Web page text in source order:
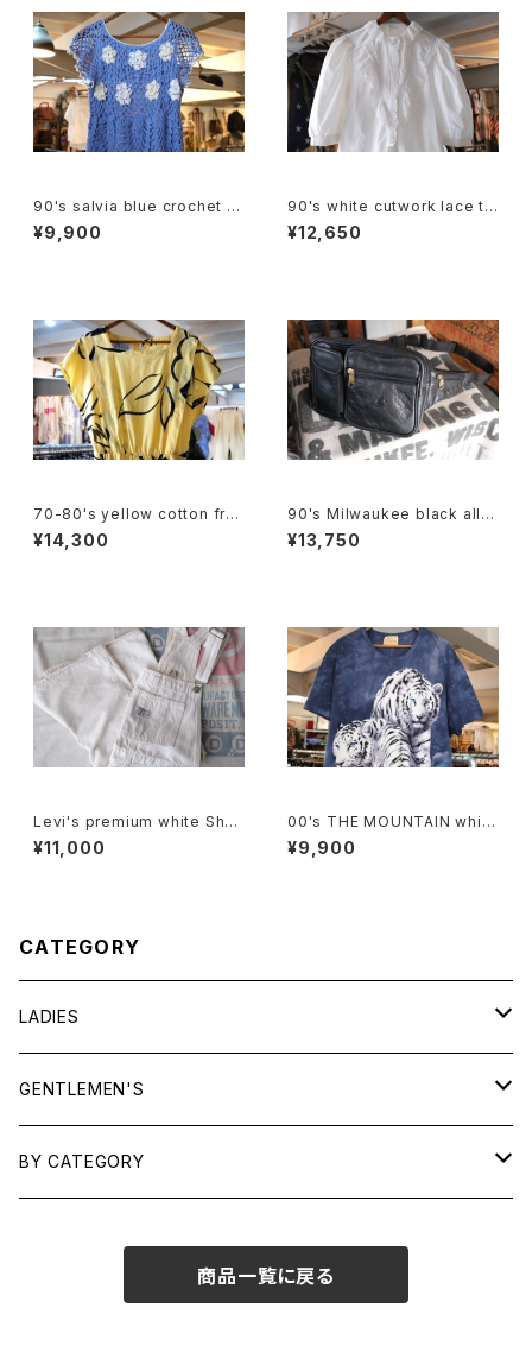
90's salvia blue crochet b
abydoll Top
¥9,900
90's white cutwork lace tri
mmed cotton Blouse
¥12,650
70-80's yellow cotton fre
nch sleeve blouse Dress
¥14,300
90's Milwaukee black all-l
eather fanny Pack
¥13,750
Levi's premium white Shor
talls
¥11,000
00's THE MOUNTAIN white
tiger tie-dye tee Dress
¥9,900
CATEGORY
LADIES
TOPS
SHIRTS
OUTERWEAR
GENTLEMEN'S
TOPS
BY CATEGORY
商品一覧に戻る